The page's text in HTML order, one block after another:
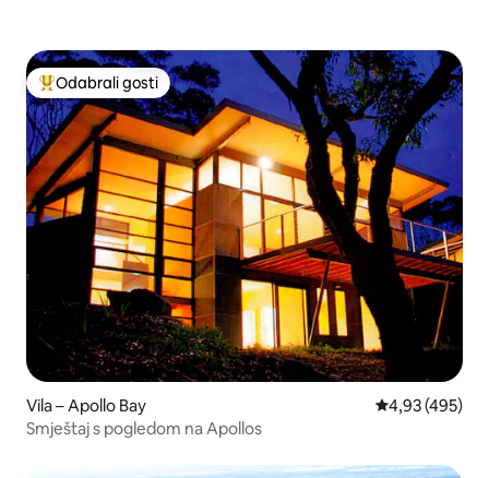
Među najviše rangiranima s oznakom „Odabrali gosti”
Odabrali gosti
Vila – Apollo Bay Prosječna
4,93 (495)
Smještaj s pogledom na Apollos